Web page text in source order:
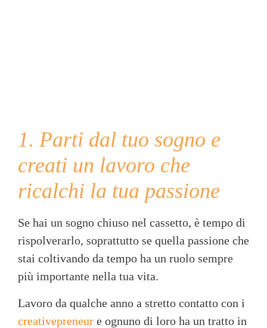
1. Parti dal tuo sogno e
creati un lavoro che
ricalchi la tua passione
Se hai un sogno chiuso nel cassetto, è tempo di
rispolverarlo, soprattutto se quella passione che
stai coltivando da tempo ha un ruolo sempre
più importante nella tua vita.
Lavoro da qualche anno a stretto contatto con i
creativepreneur e ognuno di loro ha un tratto in